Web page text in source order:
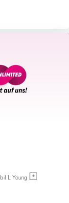
L Young